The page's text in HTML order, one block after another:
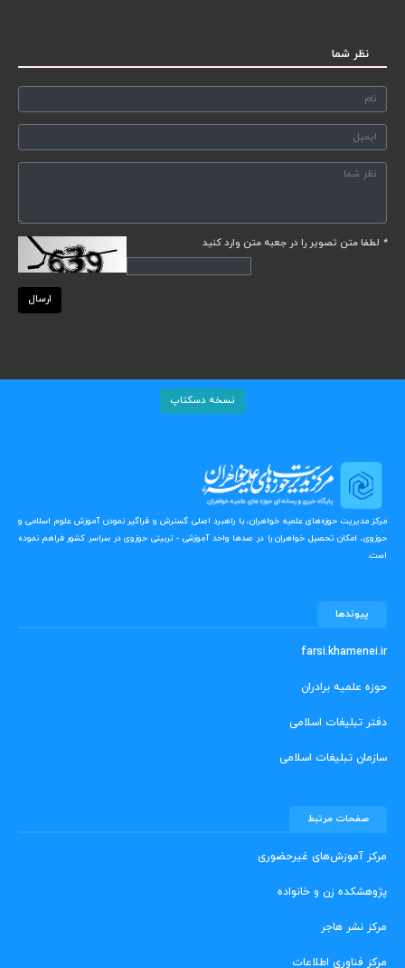
نظر شما
* لطفا متن تصویر را در جعبه متن وارد کنید
ارسال
نسخه دسکتاپ
مرکز مدیریت حوزه‌های علمیه خواهران، با راهبرد اصلی گسترش و فراگیر نمودن آموزش علوم اسلامی و
حوزوی، امکان تحصیل خواهران را در صدها واحد آموزشی - تربیتی حوزوی در سراسر کشور فراهم نموده
است.
پیوندها
farsi.khamenei.ir
حوزه علمیه برادران
دفتر تبلیغات اسلامی
سازمان تبلیغات اسلامی
صفحات مرتبط
مرکز آموزش‌های غیرحضوری
پژوهشکده زن و خانواده
مرکز نشر هاجر
مرکز فناوری اطلاعات